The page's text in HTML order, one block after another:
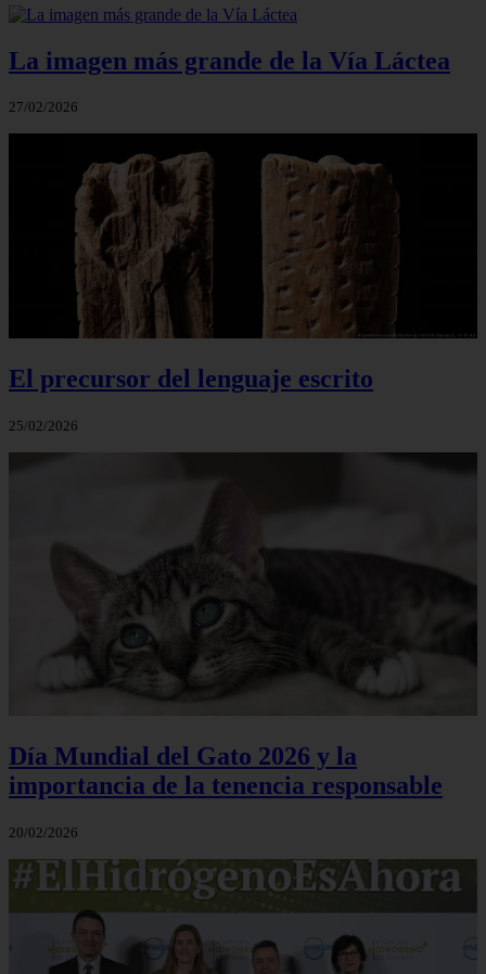
La imagen más grande de la Vía Láctea
27/02/2026
El precursor del lenguaje escrito
25/02/2026
Día Mundial del Gato 2026 y la
importancia de la tenencia responsable
20/02/2026